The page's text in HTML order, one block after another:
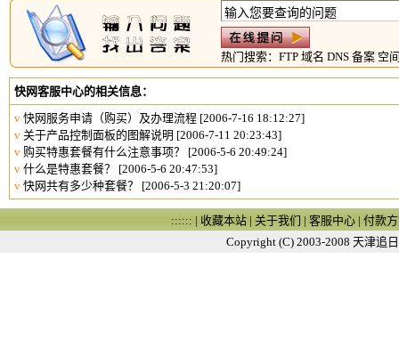
热门搜索： FTP 域名 DNS 备案 空
快网客服中心的相关信息：
v 快网服务申请（购买）及办理流程 [2006-7-16 18:12:27]
v 关于产品控制面板的图解说明 [2006-7-11 20:23:43]
v 购买特惠套餐有什么注意事项？
[2006-5-6 20:49:24]
v 什么是特惠套餐？
[2006-5-6 20:47:53]
v 快网共有多少种套餐？ [2006-5-3 21:20:07]
:::::: | 收藏本站 | 关于我们 | 客服中心 | 付款
Copyright (C) 2003-2008 天津追